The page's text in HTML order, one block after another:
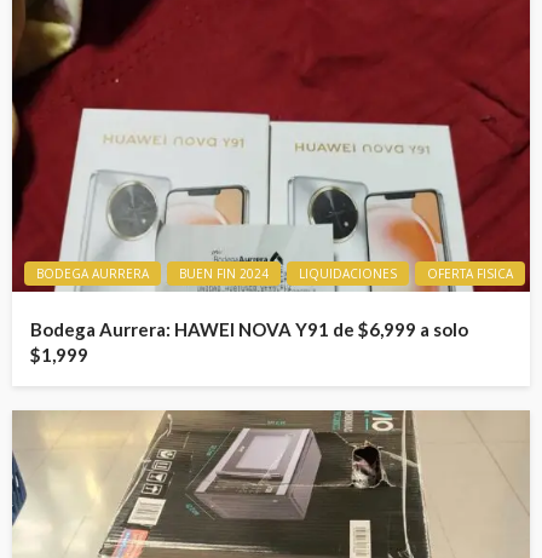
BODEGA AURRERA BUEN FIN 2024 LIQUIDACIONES OFERTA FISICA
Bodega Aurrera: HAWEI NOVA Y91 de $6,999 a solo
$1,999